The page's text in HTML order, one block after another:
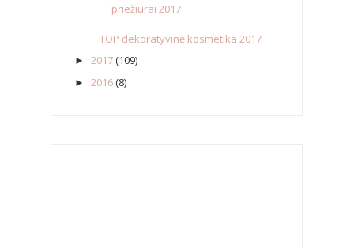
priežiūrai 2017
TOP dekoratyvinė kosmetika 2017
► 2017 (109)
► 2016 (8)